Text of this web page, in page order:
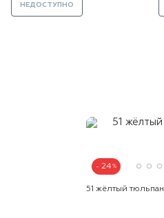
НЕДОСТУПНО
24
51 жёлтый тюльпан